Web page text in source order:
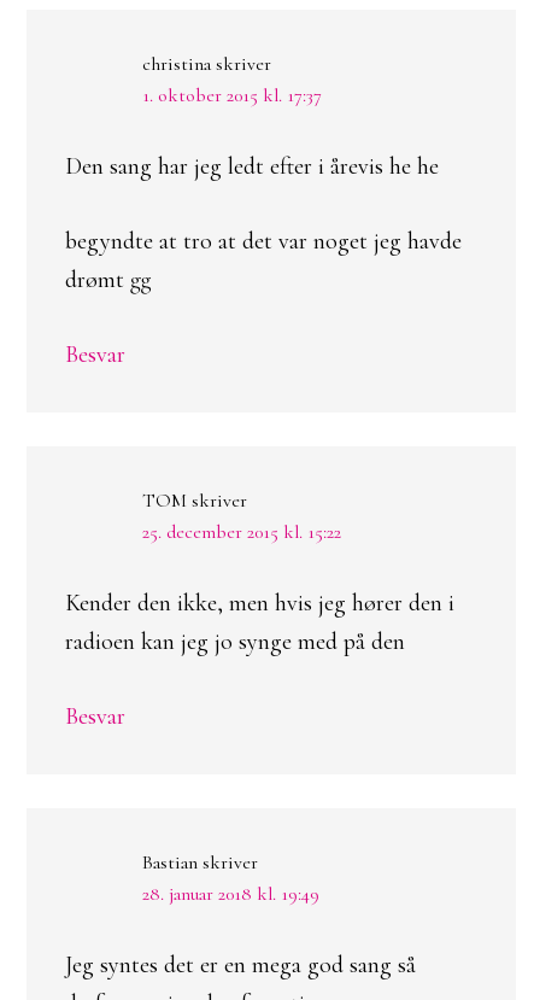
christina skriver
1. oktober 2015 kl. 17:37
Den sang har jeg ledt efter i årevis he he
begyndte at tro at det var noget jeg havde
drømt gg
Besvar
TOM skriver
25. december 2015 kl. 15:22
Kender den ikke, men hvis jeg hører den i
radioen kan jeg jo synge med på den
Besvar
Bastian skriver
28. januar 2018 kl. 19:49
Jeg syntes det er en mega god sang så